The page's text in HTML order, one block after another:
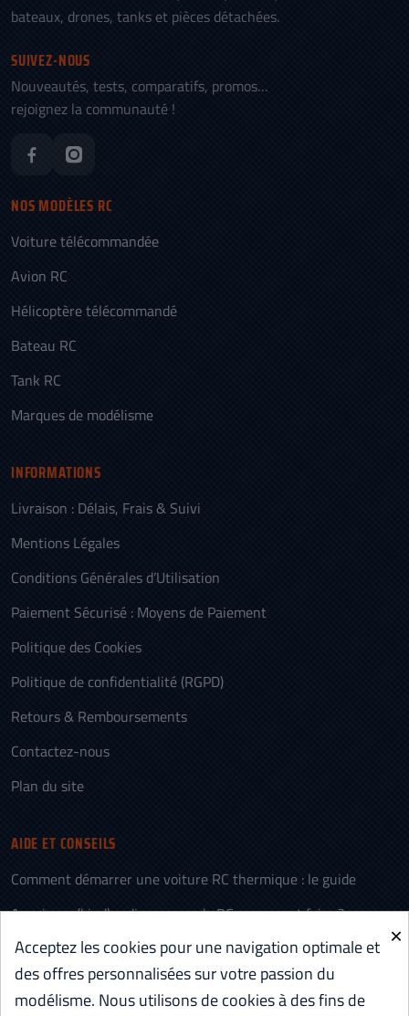
bateaux, drones, tanks et pièces détachées.
SUIVEZ-NOUS
Nouveautés, tests, comparatifs, promos…
rejoignez la communauté !
NOS MODÈLES RC
Voiture télécommandée
Avion RC
Hélicoptère télécommandé
Bateau RC
Tank RC
Marques de modélisme
INFORMATIONS
Livraison : Délais, Frais & Suivi
Mentions Légales
Conditions Générales d’Utilisation
Paiement Sécurisé : Moyens de Paiement
Politique des Cookies
Politique de confidentialité (RGPD)
Retours & Remboursements
Contactez-nous
Plan du site
AIDE ET CONSEILS
Comment démarrer une voiture RC thermique : le guide
Appairage (bind) radiocommande RC : comment faire ?
L’histoire des voitures télécommandées (RC)
Voiture RC électrique ou thermique : comment choisir
×
Acceptez les cookies pour une navigation optimale et
des offres personnalisées sur votre passion du
modélisme. Nous utilisons de cookies à des fins de